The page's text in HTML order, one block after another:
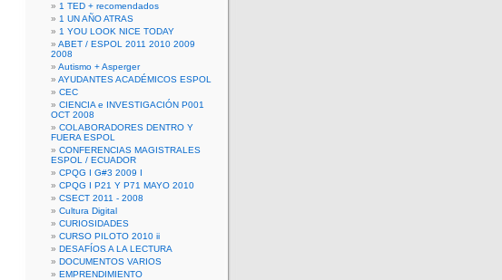
1 TED + recomendados
1 UN AÑO ATRAS
1 YOU LOOK NICE TODAY
ABET / ESPOL 2011 2010 2009
2008
Autismo + Asperger
AYUDANTES ACADÉMICOS ESPOL
CEC
CIENCIA e INVESTIGACIÓN P001
OCT 2008
COLABORADORES DENTRO Y
FUERA ESPOL
CONFERENCIAS MAGISTRALES
ESPOL / ECUADOR
CPQG I G#3 2009 I
CPQG I P21 Y P71 MAYO 2010
CSECT 2011 - 2008
Cultura Digital
CURIOSIDADES
CURSO PILOTO 2010 ii
DESAFÍOS A LA LECTURA
DOCUMENTOS VARIOS
EMPRENDIMIENTO